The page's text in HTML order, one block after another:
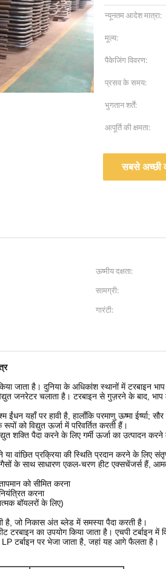
न्यूनतम आदेश मात्रा:
मूल्य:
पैकेजिंग विवरण:
प्रसव के समय:
भुगतान शर्तें:
आपूर्ति की क्षमता:
सबसे अच्छी
ऊष्मीय दक्षता:
सामग्री:
गारंटी:
जाता है। दुनिया के अधिकांश स्थानों में टरबाइन
जनरेटर चलाता है। टरबाइन से गुज़रने के बाद, भाप
ईंधन यहाँ पर हावी है, हालाँकि परमाणु ऊष्मा ईर्ष्या;
को विद्युत ऊर्जा में परिवर्तित करती हैं।
शक्ति पैदा करने के लिए गर्मी ऊर्जा का उत्पादन
या वांछित प्रक्रिया की स्थिति प्रदान करने के लिए
के साथ साधारण एकल-चरण हीट एक्सचेंजर्स हैं,
को सीमित करना
करना
बॉयलरों के लिए)
है, जो निकास अंत ब्लेड में समस्या पैदा करती है।
टरबाइन का उपयोग किया जाता है। एचपी टर्बाइन में
LP टर्बाइन पर भेजा जाता है, जहां यह आगे फैलता है।